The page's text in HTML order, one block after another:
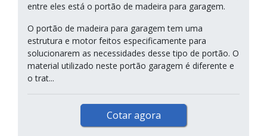
entre eles está o portão de madeira para garagem.
O portão de madeira para garagem tem uma
estrutura e motor feitos especificamente para
solucionarem as necessidades desse tipo de portão. O
material utilizado neste portão garagem é diferente e
o trat...
Cotar agora